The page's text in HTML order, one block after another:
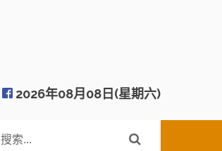
2026年08月08日(星期六)